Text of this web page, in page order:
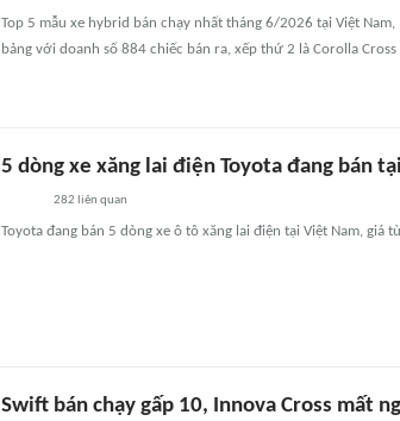
Top 5 mẫu xe hybrid bán chạy nhất tháng 6/2026 tại Việt
bảng với doanh số 884 chiếc bán ra, xếp thứ 2 là Corolla Cross
5 dòng xe xăng lai điện Toyota đang bán
282 liên quan
Toyota đang bán 5 dòng xe ô tô xăng lai điện tại Việt Nam, giá
Swift bán chạy gấp 10, Innova Cross mất